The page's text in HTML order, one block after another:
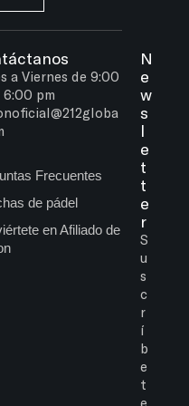
a Viernes de 9:00
6:00 pm
Frecuentes
de pádel
en Afiliado de
N
e
w
s
l
e
t
t
e
r
S
u
s
c
r
í
b
e
t
e